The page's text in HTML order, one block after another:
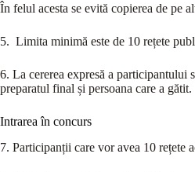
În felul acesta se evită copierea de pe
5. Limita minimă este de 10 rețete
6. La cererea expresă a participantului
preparatul final și persoana care a gătit.
Intrarea în concurs
7. Participanții care vor avea 10 rețete